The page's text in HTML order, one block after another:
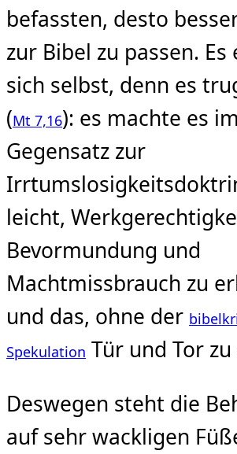
befassten, desto
zur Bibel zu passen. Es
sich selbst, denn es
(Mt 7,16): es machte es im
Gegensatz zur
leicht,
Bevormundung und
Machtmissbrauch zu
und das, ohne der
Spekulation Tür und Tor
Deswegen steht die
auf sehr wackligen